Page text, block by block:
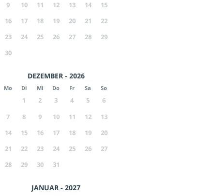
9
10 11 12 13 14
15
16
17 18 19 20 21
22
23
24 25 26 27 28
29
30
DEZEMBER - 2026
Mo Di Mi Do Fr Sa So
1 2 3 4 5
6
7
8 9 10 11 12
13
14
15 16 17 18 19
20
21
22 23 24 25 26
27
28
29 30 31
JANUAR - 2027